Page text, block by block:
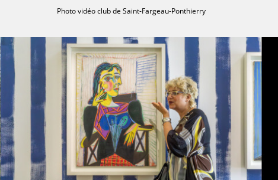
Photo vidéo club de Saint-Fargeau-Ponthierry